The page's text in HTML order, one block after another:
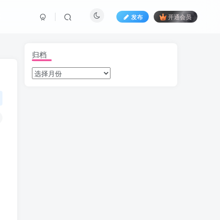
发布 开通会员
归档